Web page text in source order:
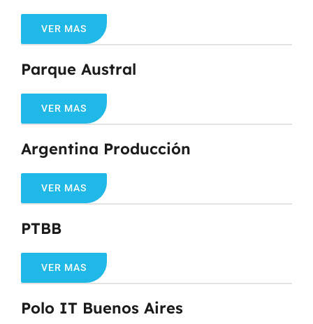
VER MAS
Parque Austral
VER MAS
Argentina Producción
VER MAS
PTBB
VER MAS
Polo IT Buenos Aires